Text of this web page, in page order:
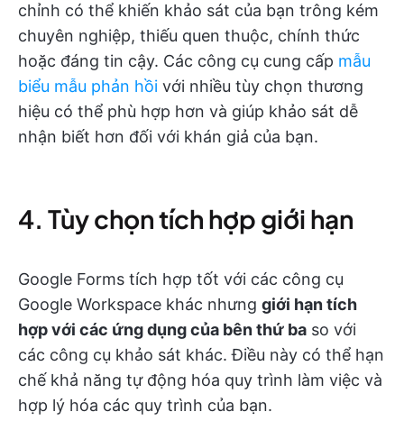
chỉnh có thể khiến khảo sát của bạn trông kém
chuyên nghiệp, thiếu quen thuộc, chính thức
hoặc đáng tin cậy. Các công cụ cung cấp mẫu
biểu mẫu phản hồi với nhiều tùy chọn thương
hiệu có thể phù hợp hơn và giúp khảo sát dễ
nhận biết hơn đối với khán giả của bạn.
4. Tùy chọn tích hợp giới hạn
Google Forms tích hợp tốt với các công cụ
Google Workspace khác nhưng giới hạn tích
hợp với các ứng dụng của bên thứ ba so với
các công cụ khảo sát khác. Điều này có thể hạn
chế khả năng tự động hóa quy trình làm việc và
hợp lý hóa các quy trình của bạn.